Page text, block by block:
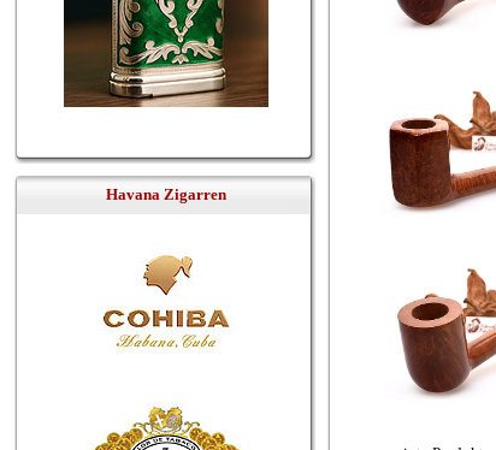
Havana Zigarren